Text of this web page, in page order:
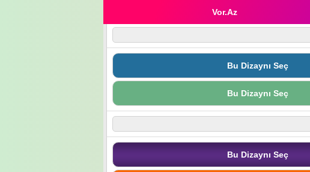
Vor.Az
Bu Dizaynı Seç
Bu Dizaynı Seç
Bu Dizaynı Seç